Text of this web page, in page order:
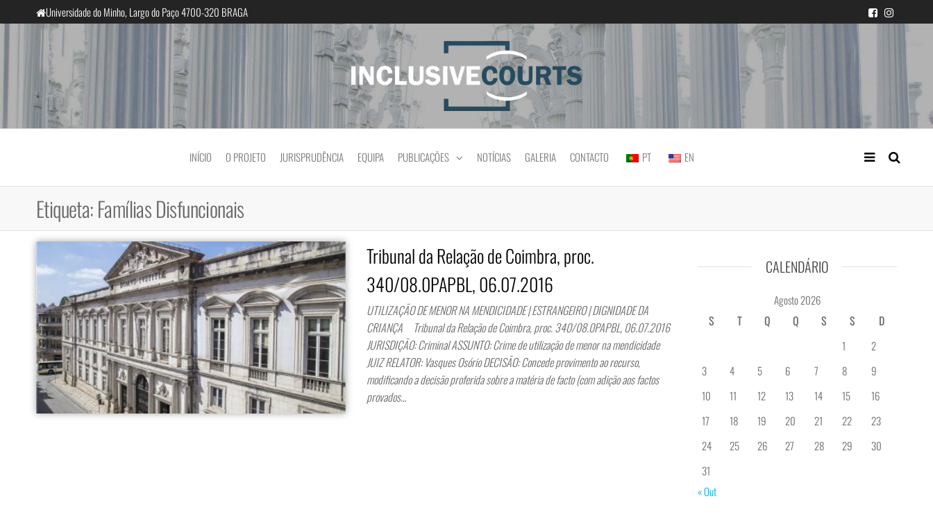
para
Universidade do Minho, Largo do Paço 4700-320 BRAGA
InclusiveCourts Igualdade e diferença cultural na prática judicial portuguesa
INÍCIO O PROJETO JURISPRUDÊNCIA EQUIPA PUBLICAÇÕES NOTÍCIAS GALERIA CONTACTO PT EN
Etiqueta:Famílias Disfuncionais
Tribunal da Relação de Coimbra, proc.
340/08.0PAPBL, 06.07.2016
UTILIZAÇÃO DE MENOR NA MENDICIDADE | ESTRANGEIRO | DIGNIDADE DA
CRIANÇA Tribunal da Relação de Coimbra, proc. 340/08.0PAPBL, 06.07.2016
JURISDIÇÃO: Criminal ASSUNTO: Crime de utilização de menor na mendicidade
JUIZ RELATOR: Vasques Osório DECISÃO: Concede provimento ao recurso,
modificando a decisão proferida sobre a matéria de facto (com adição aos factos
provados…
CALENDÁRIO
Agosto 2026
S
T Q Q S S
D
1
2
3
4 5 6 7 8
9
10
11 12 13 14 15
16
17
18 19 20 21 22
23
24
25 26 27 28 29
30
31
« Out